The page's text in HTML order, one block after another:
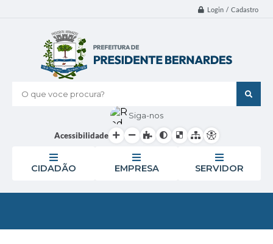
Login / Cadastro
O que voce procura?
Siga-nos
Acessibilidade
CIDADÃO EMPRESA SERVIDOR